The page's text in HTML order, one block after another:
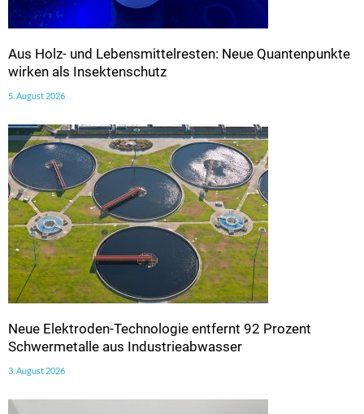
Aus Holz- und Lebensmittelresten: Neue Quantenpunkte
wirken als Insektenschutz
5. August 2026
Neue Elektroden-Technologie entfernt 92 Prozent
Schwermetalle aus Industrieabwasser
3. August 2026